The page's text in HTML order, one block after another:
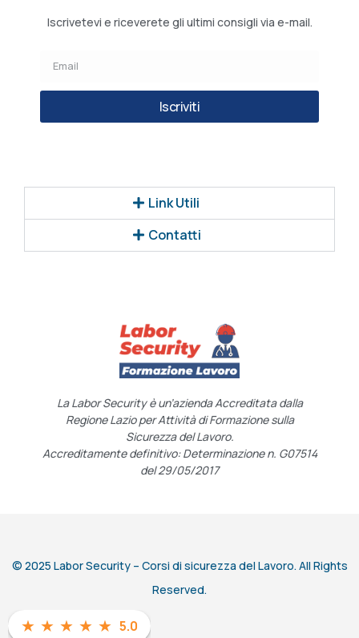
Iscrivetevi e riceverete gli ultimi consigli via e-mail.
Iscriviti
★ ★ ★ ★ ★ 5.0
Link Utili
Contatti
La Labor Security è un’azienda Accreditata dalla
Regione Lazio per Attività di Formazione sulla
Sicurezza del Lavoro.
Accreditamente definitivo: Determinazione n. G07514
del 29/05/2017
© 2025 Labor Security – Corsi di sicurezza del Lavoro. All Rights
Reserved.